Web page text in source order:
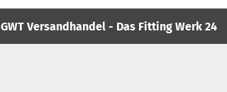
GWT Versandhandel - Das Fitting Werk 24